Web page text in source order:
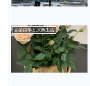
音楽留学と演奏生活